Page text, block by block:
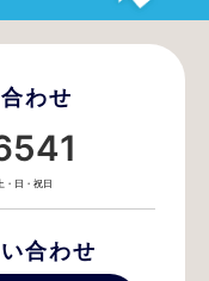
わせ
日・祝日
合わせ